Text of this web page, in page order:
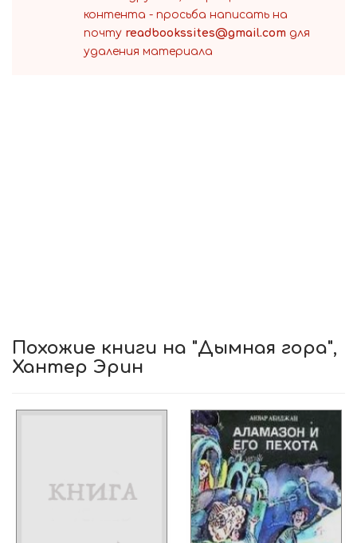
контента - просьба написать на
почту readbookssites@gmail.com для
удаления материала
Похожие книги на "Дымная гора",
Хантер Эрин